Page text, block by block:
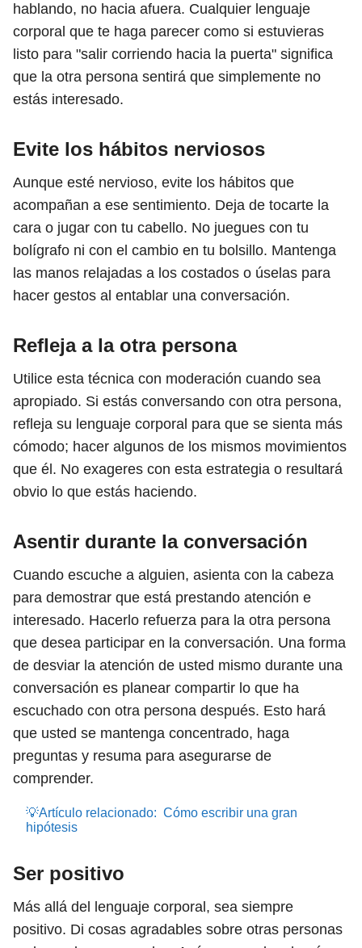
hablando, no hacia afuera. Cualquier lenguaje
corporal que te haga parecer como si estuvieras
listo para "salir corriendo hacia la puerta" significa
que la otra persona sentirá que simplemente no
estás interesado.
Evite los hábitos nerviosos
Aunque esté nervioso, evite los hábitos que
acompañan a ese sentimiento. Deja de tocarte la
cara o jugar con tu cabello. No juegues con tu
bolígrafo ni con el cambio en tu bolsillo. Mantenga
las manos relajadas a los costados o úselas para
hacer gestos al entablar una conversación.
Refleja a la otra persona
Utilice esta técnica con moderación cuando sea
apropiado. Si estás conversando con otra persona,
refleja su lenguaje corporal para que se sienta más
cómodo; hacer algunos de los mismos movimientos
que él. No exageres con esta estrategia o resultará
obvio lo que estás haciendo.
Asentir durante la conversación
Cuando escuche a alguien, asienta con la cabeza
para demostrar que está prestando atención e
interesado. Hacerlo refuerza para la otra persona
que desea participar en la conversación. Una forma
de desviar la atención de usted mismo durante una
conversación es planear compartir lo que ha
escuchado con otra persona después. Esto hará
que usted se mantenga concentrado, haga
preguntas y resuma para asegurarse de
comprender.
💡Artículo relacionado: Cómo escribir una gran
hipótesis
Ser positivo
Más allá del lenguaje corporal, sea siempre
positivo. Di cosas agradables sobre otras personas